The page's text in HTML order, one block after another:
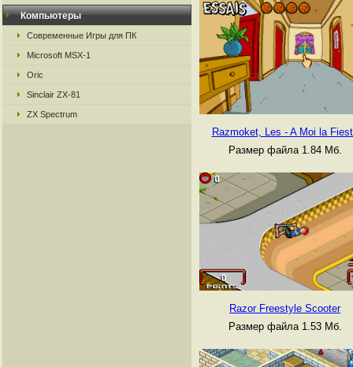
Компьютеры
Современные Игры для ПК
Microsoft MSX-1
Oric
Sinclair ZX-81
ZX Spectrum
Razmoket, Les - A Moi la
Размер файла 1.84 Мб.
Razor Freestyle Scooter
Размер файла 1.53 Мб.